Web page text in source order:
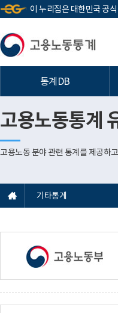
이 누리집은 대한민국 공
통계DB
고용노동통계
고용노동 분야 관련 통계를 제공하
기타통계